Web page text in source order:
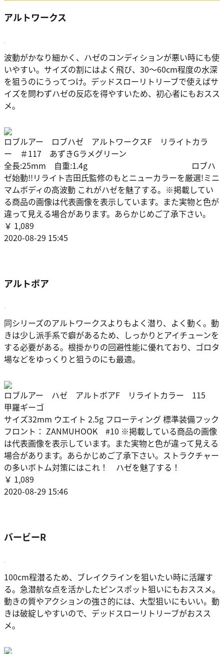
アルトワークス
波動がかなり細かく、ハゼのコンディションが悪い時にも使
いやすい。サイズの割にはよく飛び、30～60cm程度の水深
を狙うのにうってつけ。デッドスローリトリーブで使えばサ
イズを問わずハゼの反応を得やすいため、初心者にもおスス
メ。
ロブルアー ロブハゼ アルトワークスF リライトカラ
ー ＃117 あずきGラメグリーン
全長:25mm 自重:1.4g ロブハ
ゼ始動!!リライト吉田氏監修のもとニューカラーを厳選!ミニ
マムボディの高波動 これがハゼを魅了する。※掲載してい
る商品の画像は代表画像を表示しています。また実物と色が
違って見える場合があります。あらかじめご了承下さい。
￥ 1,089
2020-08-29 15:45
アルトボア
同シリーズのアルトワークスよりもよく潜り、よく動く。動
きは少し派手系で癖があるため、しっかりとアイチューンを
する必要がある。根掛かりの回避性能に優れており、ゴロタ
場などをゆっくりと狙うのにも最適。
ロブルアー ハゼ アルトボアF リライトカラー 115
甲羅ギーゴ
サイズ32mm ウエイト 2.5g フローティング 標準装備フック
フロント： ZANMUHOOK #10 ※掲載している商品の画像
は代表画像を表示しています。また実物と色が違って見える
場合があります。あらかじめご了承下さい。ストラクチャー
の多いボトム対策にはこれ！ ハゼを魅了する！
￥ 1,089
2020-08-29 15:46
バービーR
100cm程潜るため、ブレイクラインを狙いたい時に活躍す
る。急潜航な点を活かしたピンスポット狙いにもおススメ。
動きの質やアクションの強さ的には、大型狙いにもいい。動
きは破綻しやすいので、デッドスローリトリーブがおスス
メ。